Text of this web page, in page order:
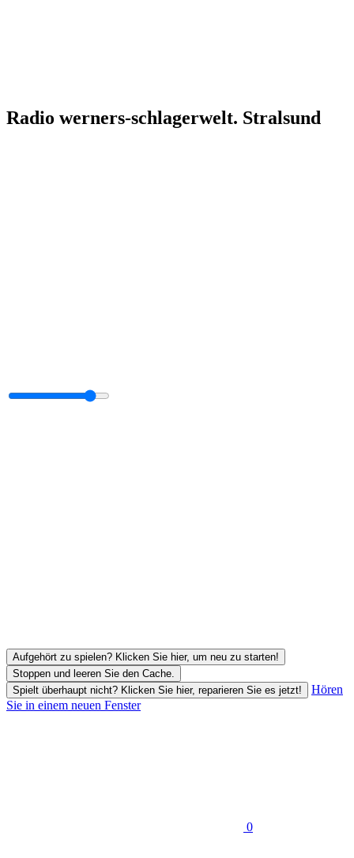
Radio werners-schlagerwelt. Stralsund
Aufgehört zu spielen? Klicken Sie hier, um neu zu starten!
Stoppen und leeren Sie den Cache.
Spielt überhaupt nicht? Klicken Sie hier, reparieren Sie es jetzt!
Hören
Sie in einem neuen Fenster
0